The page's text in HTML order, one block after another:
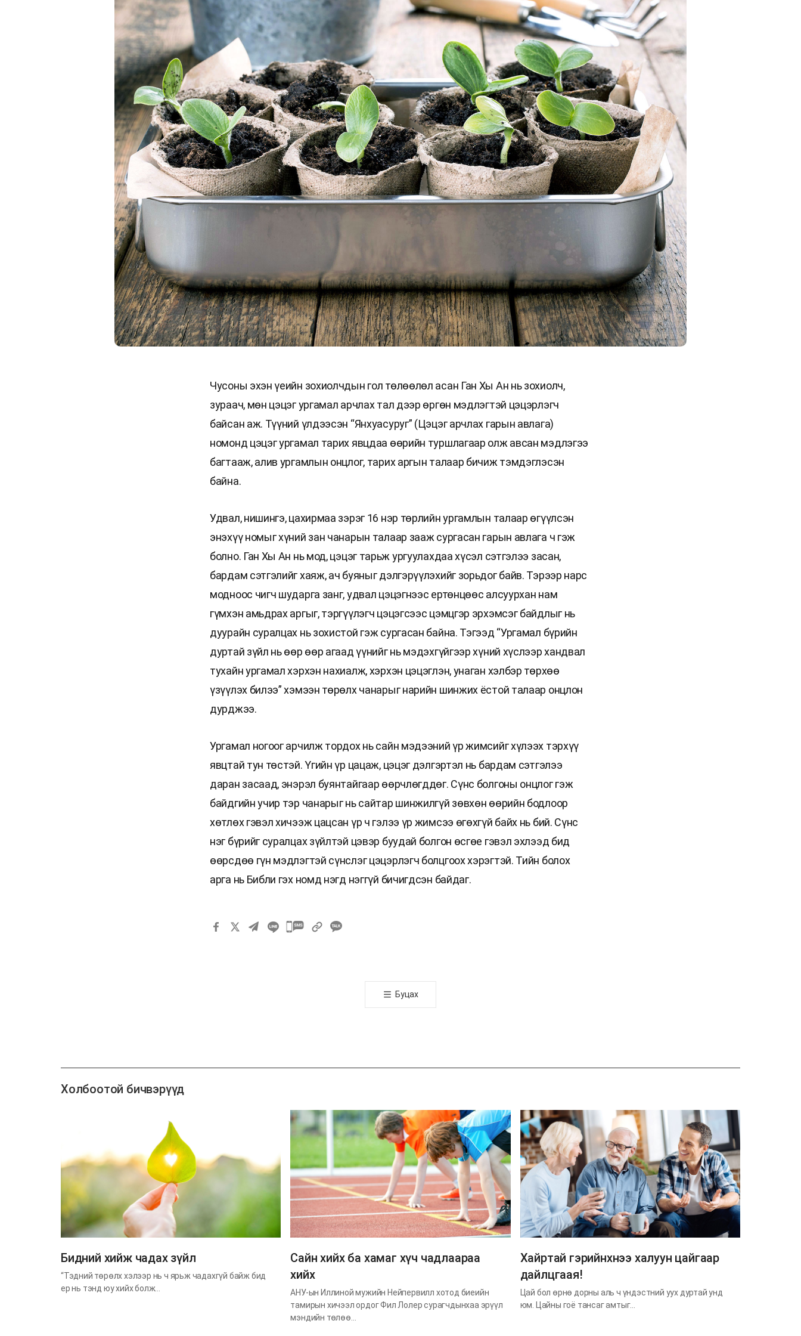
Чусоны эхэн үеийн зохиолчдын гол төлөөлөл асан Ган Хы Ан нь зохиолч,
зураач, мөн цэцэг ургамал арчлах тал дээр өргөн мэдлэгтэй цэцэрлэгч
байсан аж. Түүний үлдээсэн “Янхуасуруг” (Цэцэг арчлах гарын авлага)
номонд цэцэг ургамал тарих явцдаа өөрийн туршлагаар олж авсан мэдлэгээ
багтааж, алив ургамлын онцлог, тарих аргын талаар бичиж тэмдэглэсэн
байна.
Удвал, нишингэ, цахирмаа зэрэг 16 нэр төрлийн ургамлын талаар өгүүлсэн
энэхүү номыг хүний зан чанарын талаар зааж сургасан гарын авлага ч гэж
болно. Ган Хы Ан нь мод, цэцэг тарьж ургуулахдаа хүсэл сэтгэлээ засан,
бардам сэтгэлийг хаяж, ач буяныг дэлгэрүүлэхийг зорьдог байв. Тэрээр нарс
модноос чигч шударга занг, удвал цэцэгнээс ертөнцөөс алсуурхан нам
гүмхэн амьдрах аргыг, тэргүүлэгч цэцэгсээс цэмцгэр эрхэмсэг байдлыг нь
дуурайн суралцах нь зохистой гэж сургасан байна. Тэгээд “Ургамал бүрийн
дуртай зүйл нь өөр өөр агаад үүнийг нь мэдэхгүйгээр хүний хүслээр хандвал
тухайн ургамал хэрхэн нахиалж, хэрхэн цэцэглэн, унаган хэлбэр төрхөө
үзүүлэх билээ” хэмээн төрөлх чанарыг нарийн шинжих ёстой талаар онцлон
дурджээ.
Ургамал ногоог арчилж тордох нь сайн мэдээний үр жимсийг хүлээх тэрхүү
явцтай тун төстэй. Үгийн үр цацаж, цэцэг дэлгэртэл нь бардам сэтгэлээ
даран засаад, энэрэл буянтайгаар өөрчлөгддөг. Сүнс болгоны онцлог гэж
байдгийн учир тэр чанарыг нь сайтар шинжилгүй зөвхөн өөрийн бодлоор
хөтлөх гэвэл хичээж цацсан үр ч гэлээ үр жимсээ өгөхгүй байх нь бий. Сүнс
нэг бүрийг суралцах зүйлтэй цэвэр буудай болгон өсгөе гэвэл эхлээд бид
өөрсдөө гүн мэдлэгтэй сүнслэг цэцэрлэгч болцгоох хэрэгтэй. Тийн болох
арга нь Библи гэх номд нэгд нэггүй бичигдсэн байдаг.
카
Буцах
Холбоотой бичвэрүүд
​Бидний хийж чадах зүйл
“Тэдний төрөлх хэлээр нь ч ярьж чадахгүй байж бид
ер нь тэнд юу хийх болж…
Сайн хийх ба хамаг хүч чадлаараа
хийх
АНУ-ын Иллиной мужийн Нейпервилл хотод биеийн
тамирын хичээл ордог Фил Лолер сурагчдынхаа эрүүл
мэндийн төлөө…
Хайртай гэрийнхнээ халуун цайгаар
дайлцгаая!
Цай бол өрнө дорны аль ч үндэстний уух дуртай унд
юм. Цайны гоё тансаг амтыг…